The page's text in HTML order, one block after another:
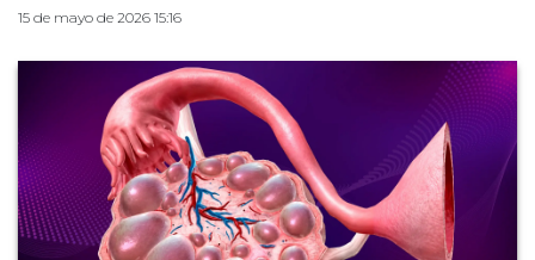
15 de mayo de 2026 15:16